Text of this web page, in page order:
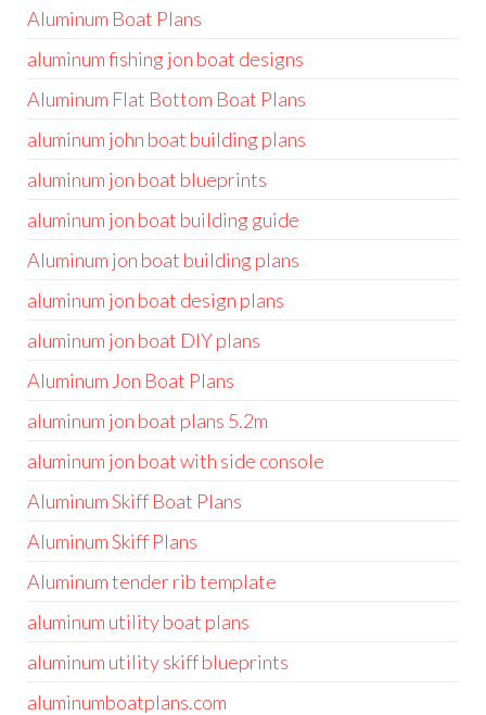
Aluminum Boat Plans
aluminum fishing jon boat designs
Aluminum Flat Bottom Boat Plans
aluminum john boat building plans
aluminum jon boat blueprints
aluminum jon boat building guide
Aluminum jon boat building plans
aluminum jon boat design plans
aluminum jon boat DIY plans
Aluminum Jon Boat Plans
aluminum jon boat plans 5.2m
aluminum jon boat with side console
Aluminum Skiff Boat Plans
Aluminum Skiff Plans
Aluminum tender rib template
aluminum utility boat plans
aluminum utility skiff blueprints
aluminumboatplans.com